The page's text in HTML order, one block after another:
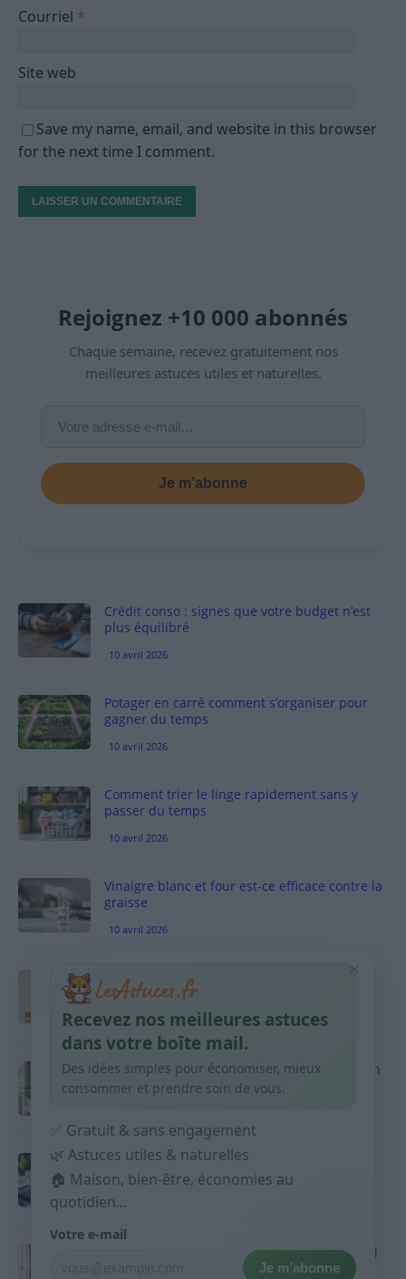
Courriel *
Site web
Save my name, email, and website in this browser
for the next time I comment.
Rejoignez +10 000 abonnés
Chaque semaine, recevez gratuitement nos
meilleures astuces utiles et naturelles.
Je m’abonne
Crédit conso : signes que votre budget n’est
plus équilibré
10 avril 2026
Potager en carré comment s’organiser pour
gagner du temps
10 avril 2026
Comment trier le linge rapidement sans y
passer du temps
10 avril 2026
Vinaigre blanc et four est-ce efficace contre la
graisse
10 avril 2026
Taches pigmentaires : routine simple +
habitudes qui aident
9 avril 2026
Produits ménagers : comment économiser en
courses sans acheter 10 sprays
Budget mensuel : méthode rapide pour
répartir son salaire dès le jour de paie
9 avril 2026
Sport 10 minutes par jour est-ce utile et quoi
×
Recevez nos meilleures astuces
dans votre boîte mail.
Des idées simples pour économiser, mieux
consommer et prendre soin de vous.
✅ Gratuit & sans engagement
🌿 Astuces utiles & naturelles
🏠 Maison, bien-être, économies au
quotidien...
Votre e-mail
Je m’abonne